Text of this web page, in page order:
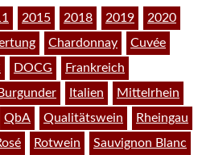
2015 2018 2019
2020
Chardonnay
Cuvée
DOCG
Frankreich
Italien
Mittelrhein
QbA Qualitätswein
Rheingau
Rotwein
Sauvignon Blanc